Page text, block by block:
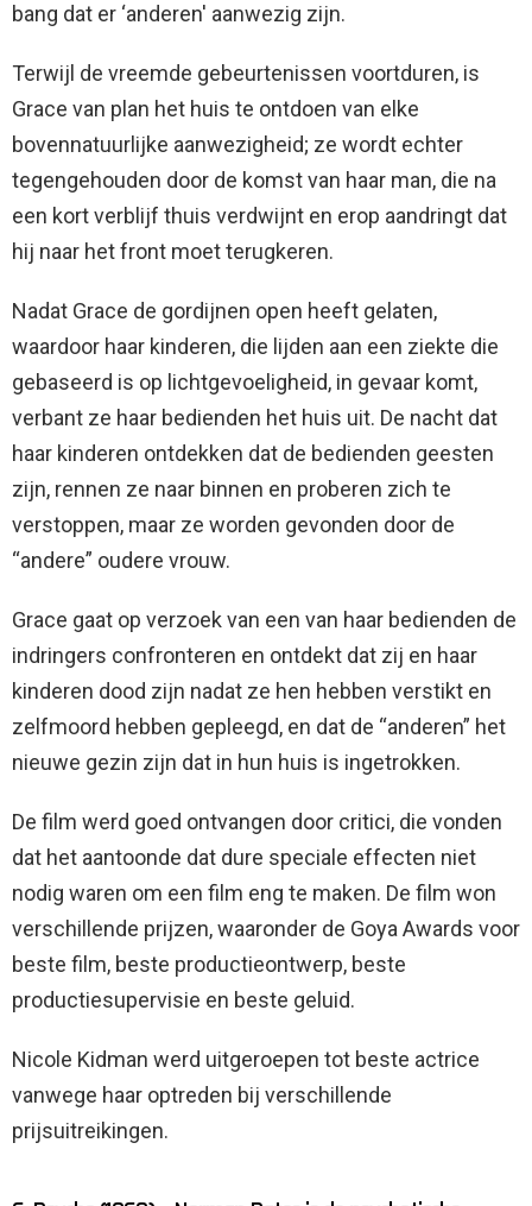
bang dat er ‘anderen' aanwezig zijn.
Terwijl de vreemde gebeurtenissen voortduren, is
Grace van plan het huis te ontdoen van elke
bovennatuurlijke aanwezigheid; ze wordt echter
tegengehouden door de komst van haar man, die na
een kort verblijf thuis verdwijnt en erop aandringt dat
hij naar het front moet terugkeren.
Nadat Grace de gordijnen open heeft gelaten,
waardoor haar kinderen, die lijden aan een ziekte die
gebaseerd is op lichtgevoeligheid, in gevaar komt,
verbant ze haar bedienden het huis uit. De nacht dat
haar kinderen ontdekken dat de bedienden geesten
zijn, rennen ze naar binnen en proberen zich te
verstoppen, maar ze worden gevonden door de
“andere” oudere vrouw.
Grace gaat op verzoek van een van haar bedienden de
indringers confronteren en ontdekt dat zij en haar
kinderen dood zijn nadat ze hen hebben verstikt en
zelfmoord hebben gepleegd, en dat de “anderen” het
nieuwe gezin zijn dat in hun huis is ingetrokken.
De film werd goed ontvangen door critici, die vonden
dat het aantoonde dat dure speciale effecten niet
nodig waren om een ​​film eng te maken. De film won
verschillende prijzen, waaronder de Goya Awards voor
beste film, beste productieontwerp, beste
productiesupervisie en beste geluid.
Nicole Kidman werd uitgeroepen tot beste actrice
vanwege haar optreden bij verschillende
prijsuitreikingen.